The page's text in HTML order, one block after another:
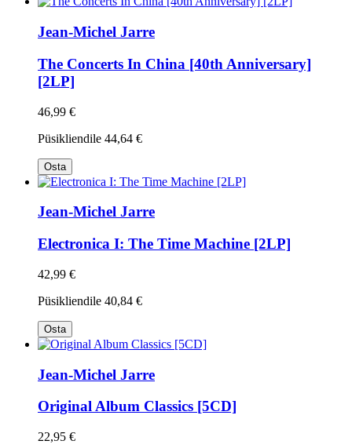
Jean-Michel Jarre
The Concerts In China [40th Anniversary]
[2LP]
46,99 €
Püsikliendile 44,64 €
Osta
Jean-Michel Jarre
Electronica I: The Time Machine [2LP]
42,99 €
Püsikliendile 40,84 €
Osta
Jean-Michel Jarre
Original Album Classics [5CD]
22,95 €